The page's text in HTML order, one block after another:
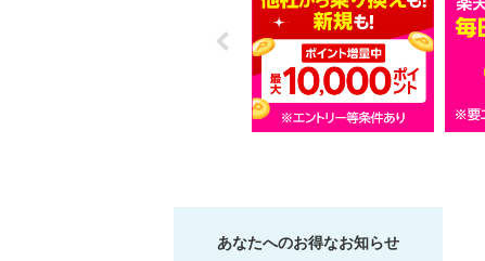
あなたへのお得なお知らせ